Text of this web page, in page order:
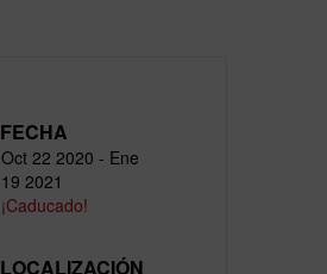
FECHA
Oct 22 2020 - Ene
19 2021
¡Caducado!
LOCALIZACIÓN